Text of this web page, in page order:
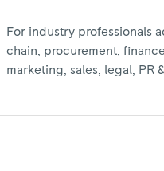
For industry professionals
chain, procurement,
marketing, sales, legal, PR